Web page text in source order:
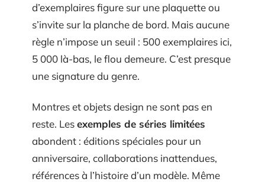
d’exemplaires figure sur une plaquette ou
s’invite sur la planche de bord. Mais aucune
règle n’impose un seuil : 500 exemplaires ici,
5 000 là-bas, le flou demeure. C’est presque
une signature du genre.
Montres et objets design ne sont pas en
reste. Lesexemples de séries limitées
abondent : éditions spéciales pour un
anniversaire, collaborations inattendues,
références à l’histoire d’un modèle. Même